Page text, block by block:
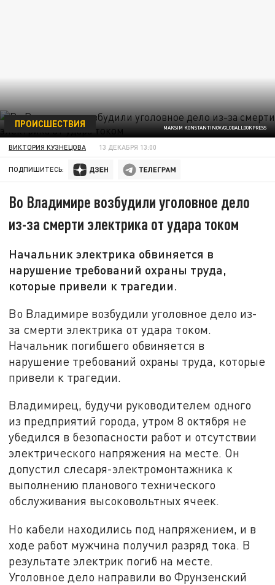
MAKSIM KONSTANTINOV/GLOBALLOOKPRESS
ПРОИСШЕСТВИЯ
ВИКТОРИЯ КУЗНЕЦОВА 13 ДЕКАБРЯ 13:00
ПОДПИШИТЕСЬ:
Во Владимире возбудили уголовное дело
из-за смерти электрика от удара током
Начальник электрика обвиняется в
нарушение требований охраны труда,
которые привели к трагедии.
Во Владимире возбудили уголовное дело из-
за смерти электрика от удара током.
Начальник погибшего обвиняется в
нарушение требований охраны труда, которые
привели к трагедии.
Владимирец, будучи руководителем одного
из предприятий города, утром 8 октября не
убедился в безопасности работ и отсутствии
электрического напряжения на месте. Он
допустил слесаря-электромонтажника к
выполнению планового технического
обслуживания высоковольтных ячеек.
Но кабели находились под напряжением, и в
ходе работ мужчина получил разряд тока. В
результате электрик погиб на месте.
Уголовное дело направили во Фрунзенский